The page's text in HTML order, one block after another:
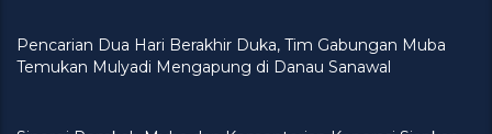
Pencarian Dua Hari Berakhir Duka, Tim Gabungan Muba
Temukan Mulyadi Mengapung di Danau Sanawal